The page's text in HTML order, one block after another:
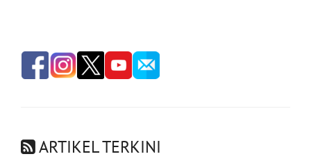
ARTIKEL TERKINI